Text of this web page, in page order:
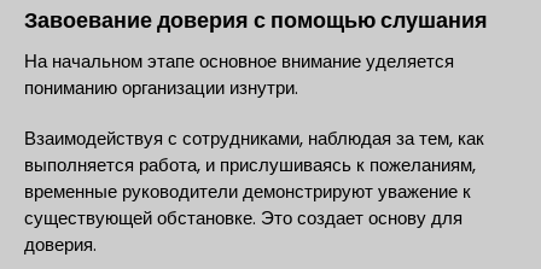
Завоевание доверия с помощью слушания
На начальном этапе основное внимание уделяется
пониманию организации изнутри.
Взаимодействуя с сотрудниками, наблюдая за тем, как
выполняется работа, и прислушиваясь к пожеланиям,
временные руководители демонстрируют уважение к
существующей обстановке. Это создает основу для
доверия.